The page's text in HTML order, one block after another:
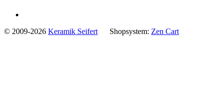
© 2009-2026 Keramik Seifert Shopsystem: Zen Cart